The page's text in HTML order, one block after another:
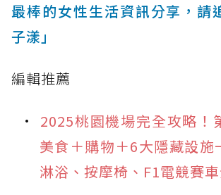
最棒的女性生活資訊分享，請
子漾」
編輯推薦
2025桃園機場完全攻略！
美食＋購物＋6大隱藏設施
淋浴、按摩椅、F1電競賽